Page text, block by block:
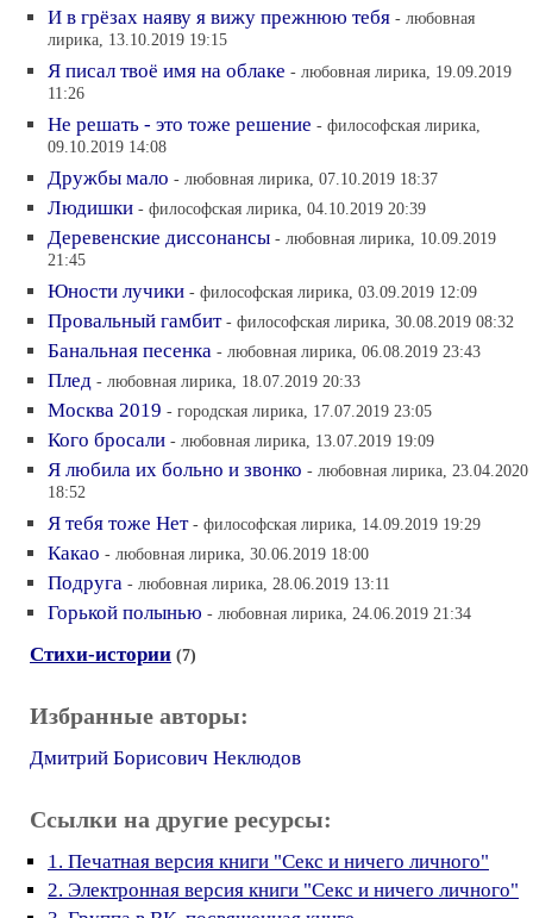
И в грёзах наяву я вижу прежнюю тебя - любовная
лирика, 13.10.2019 19:15
Я писал твоё имя на облаке - любовная лирика, 19.09.2019
11:26
Не решать - это тоже решение - философская лирика,
09.10.2019 14:08
Дружбы мало - любовная лирика, 07.10.2019 18:37
Людишки - философская лирика, 04.10.2019 20:39
Деревенские диссонансы - любовная лирика, 10.09.2019
21:45
Юности лучики - философская лирика, 03.09.2019 12:09
Провальный гамбит - философская лирика, 30.08.2019 08:32
Банальная песенка - любовная лирика, 06.08.2019 23:43
Плед - любовная лирика, 18.07.2019 20:33
Москва 2019 - городская лирика, 17.07.2019 23:05
Кого бросали - любовная лирика, 13.07.2019 19:09
Я любила их больно и звонко - любовная лирика, 23.04.2020
18:52
Я тебя тоже Нет - философская лирика, 14.09.2019 19:29
Какао - любовная лирика, 30.06.2019 18:00
Подруга - любовная лирика, 28.06.2019 13:11
Горькой полынью - любовная лирика, 24.06.2019 21:34
Стихи-истории (7)
Избранные авторы:
Дмитрий Борисович Неклюдов
Ссылки на другие ресурсы:
1. Печатная версия книги "Секс и ничего личного"
2. Электронная версия книги "Секс и ничего личного"